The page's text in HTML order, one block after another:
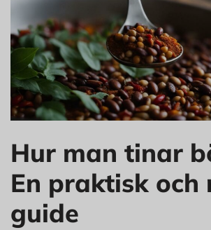
Hur man tinar
En praktisk och
guide